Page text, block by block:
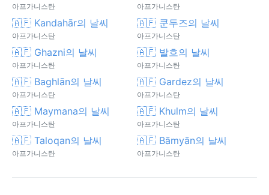
아프가니스탄 아프가니스탄
🇦🇫 Kandahār의 날씨
아프가니스탄
🇦🇫 쿤두즈의 날씨
아프가니스탄
🇦🇫 Ghazni의 날씨
아프가니스탄
🇦🇫 발흐의 날씨
아프가니스탄
🇦🇫 Baghlān의 날씨
아프가니스탄
🇦🇫 Gardez의 날씨
아프가니스탄
🇦🇫 Maymana의 날씨
아프가니스탄
🇦🇫 Khulm의 날씨
아프가니스탄
🇦🇫 Taloqan의 날씨
아프가니스탄
🇦🇫 Bāmyān의 날씨
아프가니스탄